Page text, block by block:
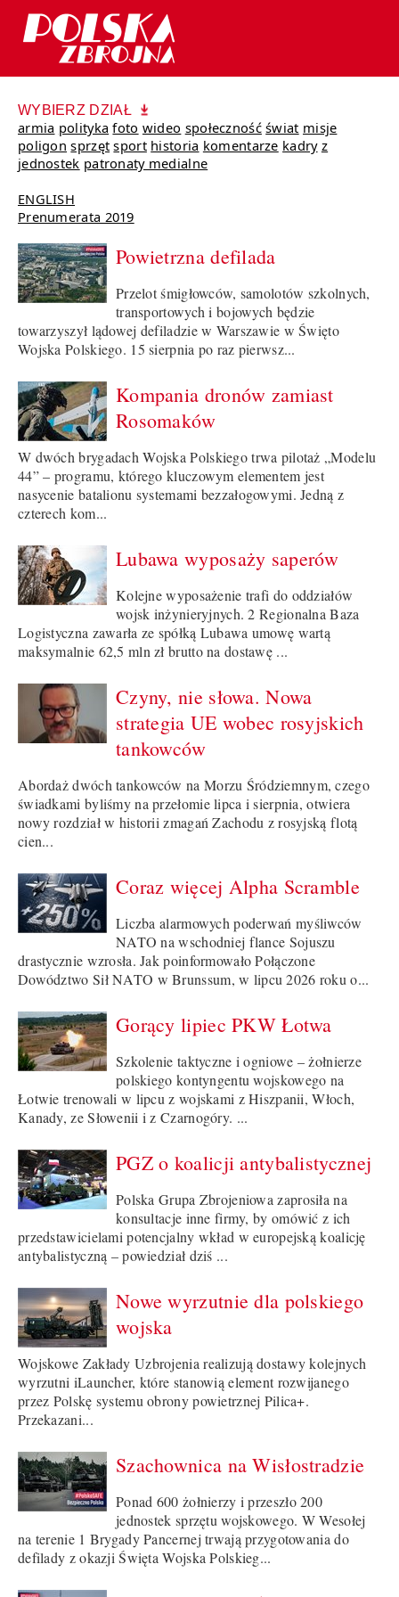
WYBIERZ DZIAŁ
armia polityka foto wideo społeczność świat misje
poligon sprzęt sport historia komentarze kadry z
jednostek patronaty medialne
ENGLISH
Prenumerata 2019
Powietrzna defilada
Przelot śmigłowców, samolotów szkolnych,
transportowych i bojowych będzie
towarzyszył lądowej defiladzie w Warszawie w Święto
Wojska Polskiego. 15 sierpnia po raz pierwsz...
Kompania dronów zamiast
Rosomaków
W dwóch brygadach Wojska Polskiego trwa pilotaż „Modelu
44” – programu, którego kluczowym elementem jest
nasycenie batalionu systemami bezzałogowymi. Jedną z
czterech kom...
Lubawa wyposaży saperów
Kolejne wyposażenie trafi do oddziałów
wojsk inżynieryjnych. 2 Regionalna Baza
Logistyczna zawarła ze spółką Lubawa umowę wartą
maksymalnie 62,5 mln zł brutto na dostawę ...
Czyny, nie słowa. Nowa
strategia UE wobec rosyjskich
tankowców
Abordaż dwóch tankowców na Morzu Śródziemnym, czego
świadkami byliśmy na przełomie lipca i sierpnia, otwiera
nowy rozdział w historii zmagań Zachodu z rosyjską flotą
cien...
Coraz więcej Alpha Scramble
Liczba alarmowych poderwań myśliwców
NATO na wschodniej flance Sojuszu
drastycznie wzrosła. Jak poinformowało Połączone
Dowództwo Sił NATO w Brunssum, w lipcu 2026 roku o...
Gorący lipiec PKW Łotwa
Szkolenie taktyczne i ogniowe – żołnierze
polskiego kontyngentu wojskowego na
Łotwie trenowali w lipcu z wojskami z Hiszpanii, Włoch,
Kanady, ze Słowenii i z Czarnogóry. ...
PGZ o koalicji antybalistycznej
Polska Grupa Zbrojeniowa zaprosiła na
konsultacje inne firmy, by omówić z ich
przedstawicielami potencjalny wkład w europejską koalicję
antybalistyczną – powiedział dziś ...
Nowe wyrzutnie dla polskiego
wojska
Wojskowe Zakłady Uzbrojenia realizują dostawy kolejnych
wyrzutni iLauncher, które stanowią element rozwijanego
przez Polskę systemu obrony powietrznej Pilica+.
Przekazani...
Szachownica na Wisłostradzie
Ponad 600 żołnierzy i przeszło 200
jednostek sprzętu wojskowego. W Wesołej
na terenie 1 Brygady Pancernej trwają przygotowania do
defilady z okazji Święta Wojska Polskieg...